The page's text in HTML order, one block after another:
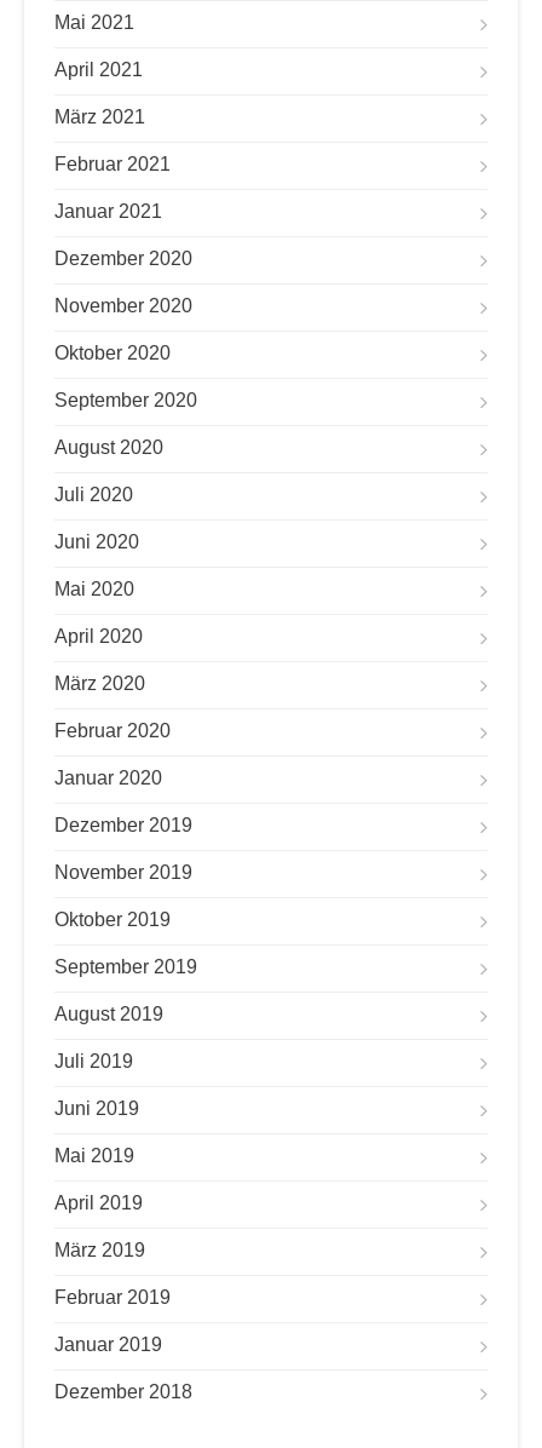
Mai 2021
April 2021
März 2021
Februar 2021
Januar 2021
Dezember 2020
November 2020
Oktober 2020
September 2020
August 2020
Juli 2020
Juni 2020
Mai 2020
April 2020
März 2020
Februar 2020
Januar 2020
Dezember 2019
November 2019
Oktober 2019
September 2019
August 2019
Juli 2019
Juni 2019
Mai 2019
April 2019
März 2019
Februar 2019
Januar 2019
Dezember 2018